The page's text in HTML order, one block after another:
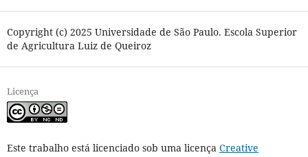
Copyright (c) 2025 Universidade de São Paulo. Escola Superior
de Agricultura Luiz de Queiroz
Licença
Este trabalho está licenciado sob uma licença Creative